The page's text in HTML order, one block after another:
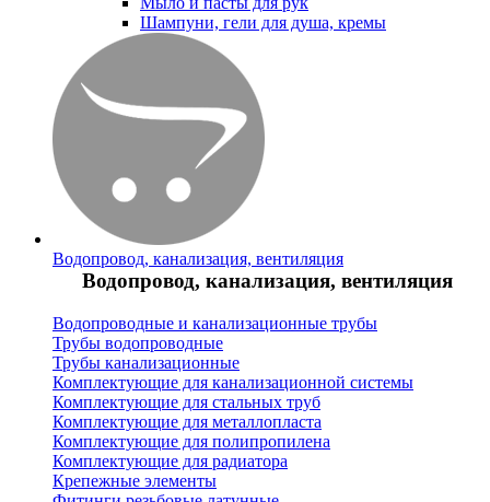
Шампуни, гели для душа, кремы
Водопровод, канализация, вентиляция
Водопровод, канализация, вентиляция
Водопроводные и канализационные трубы
Трубы водопроводные
Трубы канализационные
Комплектующие для канализационной системы
Комплектующие для стальных труб
Комплектующие для металлопласта
Комплектующие для полипропилена
Комплектующие для радиатора
Крепежные элементы